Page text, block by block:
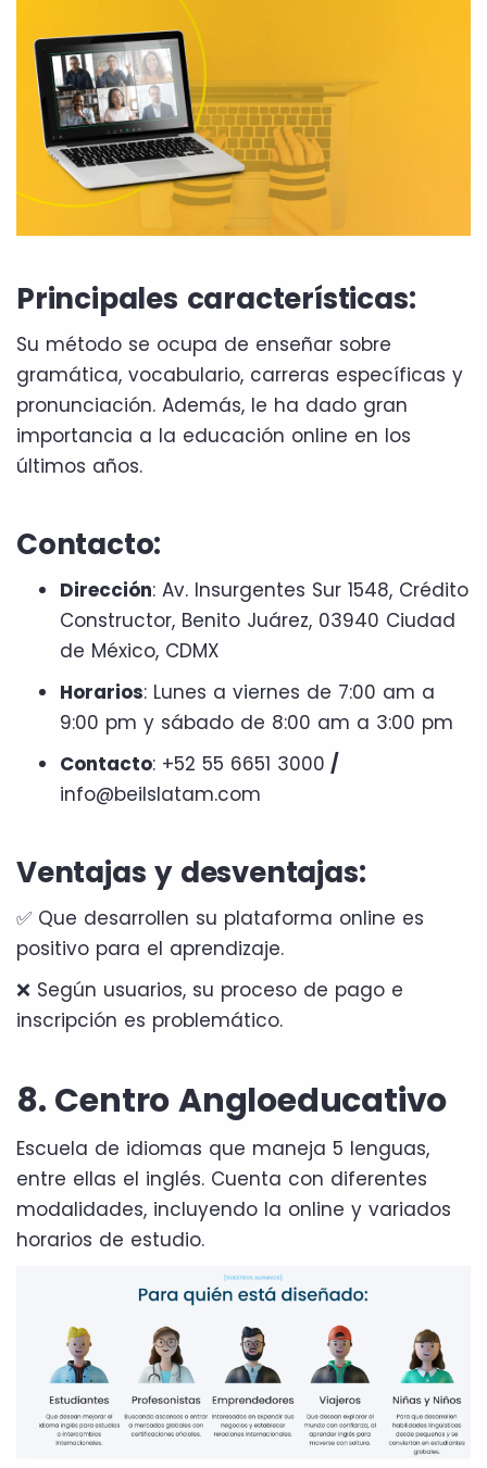
Principales características:
Su método se ocupa de enseñar sobre
gramática, vocabulario, carreras específicas y
pronunciación. Además, le ha dado gran
importancia a la educación online en los
últimos años.
Contacto:
Dirección: Av. Insurgentes Sur 1548, Crédito
Constructor, Benito Juárez, 03940 Ciudad
de México, CDMX
Horarios: Lunes a viernes de 7:00 am a
9:00 pm y sábado de 8:00 am a 3:00 pm
Contacto: +52 55 6651 3000 /
info@beilslatam.com
Ventajas y desventajas:
✅ Que desarrollen su plataforma online es
positivo para el aprendizaje.
❌ Según usuarios, su proceso de pago e
inscripción es problemático.
8. Centro Angloeducativo
Escuela de idiomas que maneja 5 lenguas,
entre ellas el inglés. Cuenta con diferentes
modalidades, incluyendo la online y variados
horarios de estudio.